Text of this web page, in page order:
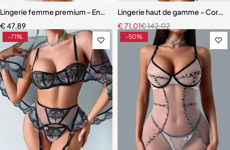
Lingerie femme premium – Ensemble romantique en dentelle fine
€47,89
Lingerie haut de gamme –
€142,02
€71,01
-71% -50%